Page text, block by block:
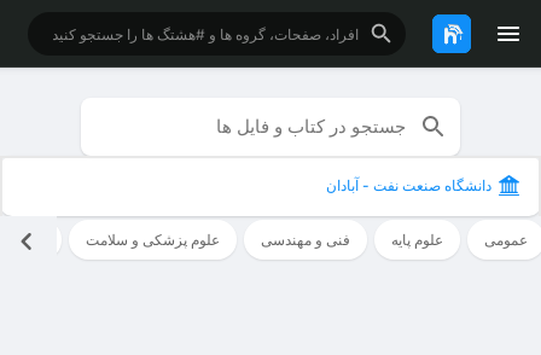
دانشگاه صنعت نفت - آبادان
عمومی علوم پایه فنی و مهندسی علوم پزشکی و سلامت علوم